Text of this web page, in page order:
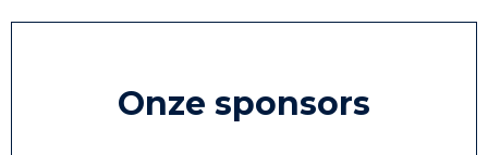
Onze sponsors